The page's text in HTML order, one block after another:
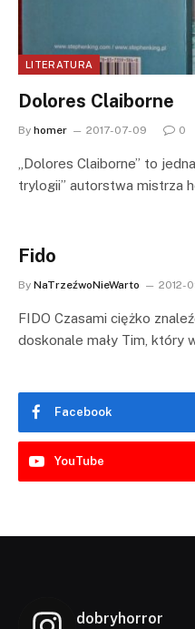
LITERATURA
Dolores Claiborne
By homer 2017-07-09 0
„Dolores Claiborne” to
trylogii” autorstwa mistrza
Fido
By NaTrzeźwoNieWarto 2012-
FIDO Czasami ciężko
doskonale mały Tim, który
Facebook
YouTube
dobryhorror